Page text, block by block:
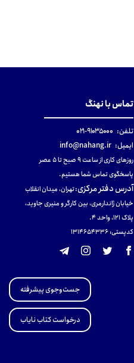
تماس با نهنگ
تلفن: ۹۱۰۳۵۰۰۰-۰۲۱
ایمیل: info@nahang.ir
روزهای کاری از ساعت ۹ صبح تا ۵ عصر
پاسخگوی تماس شما هستیم.
آدرس دفتر مرکزی:تهران، میدان انقلاب
خیابان ژاندارمری، بین کارگر و منیری جاوید،
پلاک 121، واحد ۴.
کدپستی: 131465433۶
جست‌وجوی پیشرفته
درخواست کتاب نایاب